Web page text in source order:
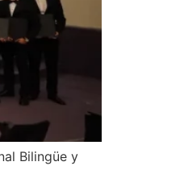
Bilingüe y